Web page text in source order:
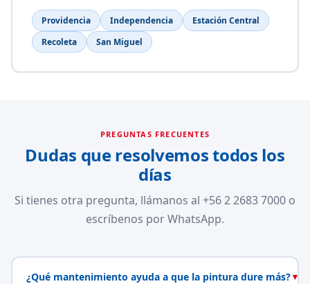
Providencia Independencia
Estación Central
Recoleta
San Miguel
PREGUNTAS FRECUENTES
Dudas que resolvemos todos los
días
Si tienes otra pregunta, llámanos al +56 2 2683 7000 o
escríbenos por WhatsApp.
¿Qué mantenimiento ayuda a que la pintura dure más?▼